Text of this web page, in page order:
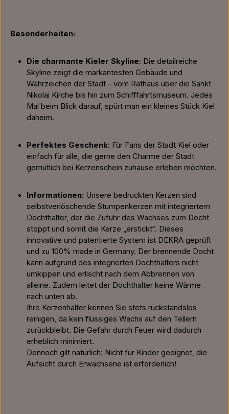
Besonderheiten:
Die charmante Kieler Skyline: Die detailreiche
Skyline zeigt die markantesten Gebäude und
Wahrzeichen der Stadt – vom Rathaus über die Sankt
Nikolai Kirche bis hin zum Schifffahrtsmuseum. Jedes
Mal beim Blick darauf, spürt man ein kleines Stück Kiel
daheim.
Perfektes Geschenk: Für Fans der Stadt Kiel oder
einfach für alle, die gerne den Charme der Stadt
gemütlich bei Kerzenschein zuhause erleben möchten.
Informationen: Unsere bedruckten Kerzen sind
selbstverlöschende Stumpenkerzen mit integriertem
Dochthalter, der die Zufuhr des Wachses zum Docht
stoppt und somit die Kerze „erstickt“. Dieses
innovative und patentierte System ist DEKRA geprüft
und zu 100% made in Germany. Der brennende Docht
kann aufgrund des integrierten Dochthalters nicht
umkippen und erlischt nach dem Abbrennen von
alleine. Zudem leitet der Dochthalter keine Wärme
nach unten ab.
Ihre Kerzenhalter können Sie stets rückstandslos
reinigen, da kein flüssiges Wachs auf den Tellern
zurückbleibt. Die Gefahr durch Feuer wird dadurch
erheblich minimiert.
Dennoch gilt natürlich: Nicht für Kinder geeignet, die
Aufsicht durch Erwachsene ist erforderlich!